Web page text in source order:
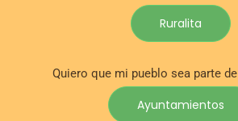
Ruralita
Quiero que mi pueblo sea parte de
Ayuntamientos